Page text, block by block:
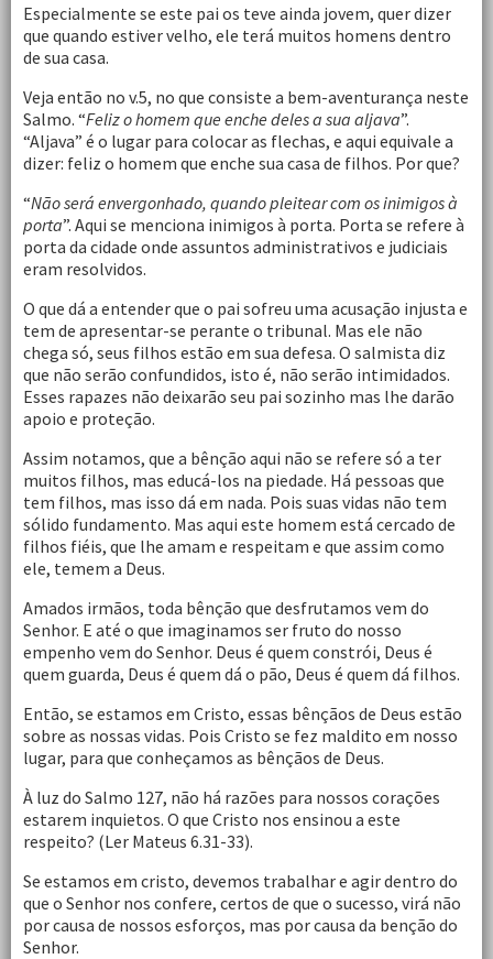
Especialmente se este pai os teve ainda jovem, quer dizer
que quando estiver velho, ele terá muitos homens dentro
de sua casa.
Veja então no v.5, no que consiste a bem-aventurança neste
Salmo. “Feliz o homem que enche deles a sua aljava”.
“Aljava” é o lugar para colocar as flechas, e aqui equivale a
dizer: feliz o homem que enche sua casa de filhos. Por que?
“Não será envergonhado, quando pleitear com os inimigos à
porta”. Aqui se menciona inimigos à porta. Porta se refere à
porta da cidade onde assuntos administrativos e judiciais
eram resolvidos.
O que dá a entender que o pai sofreu uma acusação injusta e
tem de apresentar-se perante o tribunal. Mas ele não
chega só, seus filhos estão em sua defesa. O salmista diz
que não serão confundidos, isto é, não serão intimidados.
Esses rapazes não deixarão seu pai sozinho mas lhe darão
apoio e proteção.
Assim notamos, que a bênção aqui não se refere só a ter
muitos filhos, mas educá-los na piedade. Há pessoas que
tem filhos, mas isso dá em nada. Pois suas vidas não tem
sólido fundamento. Mas aqui este homem está cercado de
filhos fiéis, que lhe amam e respeitam e que assim como
ele, temem a Deus.
Amados irmãos, toda bênção que desfrutamos vem do
Senhor. E até o que imaginamos ser fruto do nosso
empenho vem do Senhor. Deus é quem constrói, Deus é
quem guarda, Deus é quem dá o pão, Deus é quem dá filhos.
Então, se estamos em Cristo, essas bênçãos de Deus estão
sobre as nossas vidas. Pois Cristo se fez maldito em nosso
lugar, para que conheçamos as bênçãos de Deus.
À luz do Salmo 127, não há razões para nossos corações
estarem inquietos. O que Cristo nos ensinou a este
respeito? (Ler Mateus 6.31-33).
Se estamos em cristo, devemos trabalhar e agir dentro do
que o Senhor nos confere, certos de que o sucesso, virá não
por causa de nossos esforços, mas por causa da benção do
Senhor.